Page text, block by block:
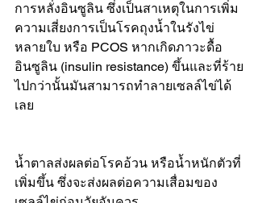
การหลั่งอินซูลิน ซึ่งเป็นสาเหตุในการเพิ่ม
ความเสี่ยงการเป็นโรคถุงน้ำในรังไข่
หลายใบ หรือ PCOS หากเกิดภาวะดื้อ
อินซูลิน (insulin resistance) ขึ้นและที่ร้าย
ไปกว่านั้นมันสามารถทำลายเซลล์ไข่ได้
เลย
น้ำตาลส่งผลต่อโรคอ้วน หรือน้ำหนักตัวที่
เพิ่มขึ้น ซึ่งจะส่งผลต่อความเสื่อมของ